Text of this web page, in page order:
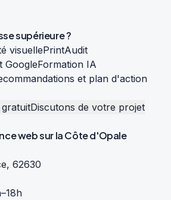
supérieure?
visuellePrintAudit
GoogleFormation IA
et plan d'action
Discutons de votre projet
web sur laCôte d'Opale
62630